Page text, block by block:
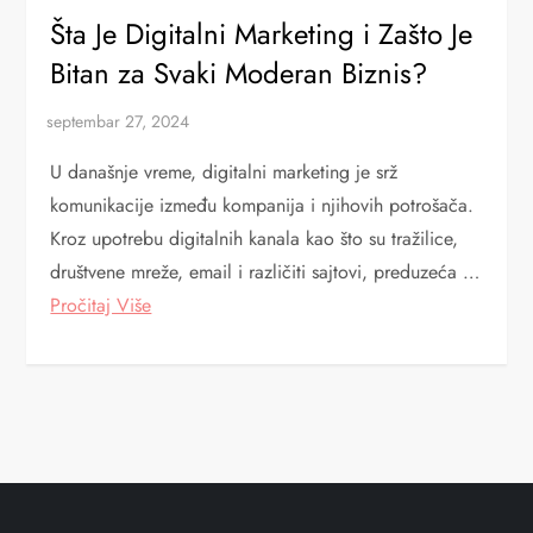
Šta Je Digitalni Marketing i Zašto Je
Bitan za Svaki Moderan Biznis?
U današnje vreme, digitalni marketing je srž
komunikacije između kompanija i njihovih potrošača.
Kroz upotrebu digitalnih kanala kao što su tražilice,
društvene mreže, email i različiti sajtovi, preduzeća …
Pročitaj Više